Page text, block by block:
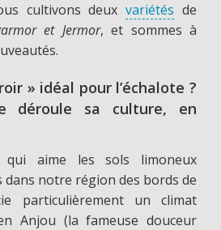
cultivons deuxvariétés de
et Jermor, et sommes à
» idéal pour l’échalote ?
déroule sa culture, en
qui aime les sols limoneux
notre région des bords de
particulièrement un climat
Anjou (la fameuse douceur